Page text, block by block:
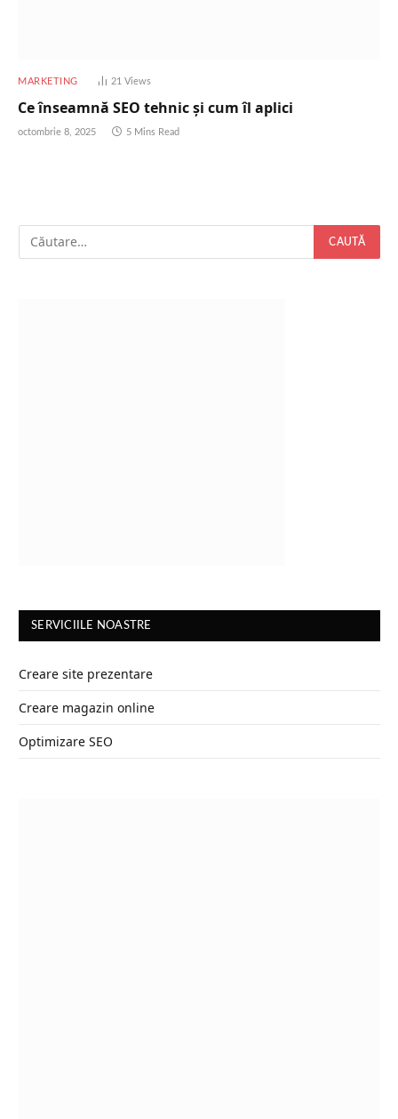
MARKETING 21 Views
Ce înseamnă SEO tehnic și cum îl aplici
octombrie 8, 2025 5 Mins Read
SERVICIILE NOASTRE
Creare site prezentare
Creare magazin online
Optimizare SEO